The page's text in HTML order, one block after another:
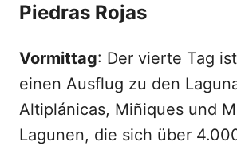
Piedras Rojas
Vormittag: Der vierte Tag
einen Ausflug zu den
Altiplánicas, Miñiques und
Lagunen, die sich über